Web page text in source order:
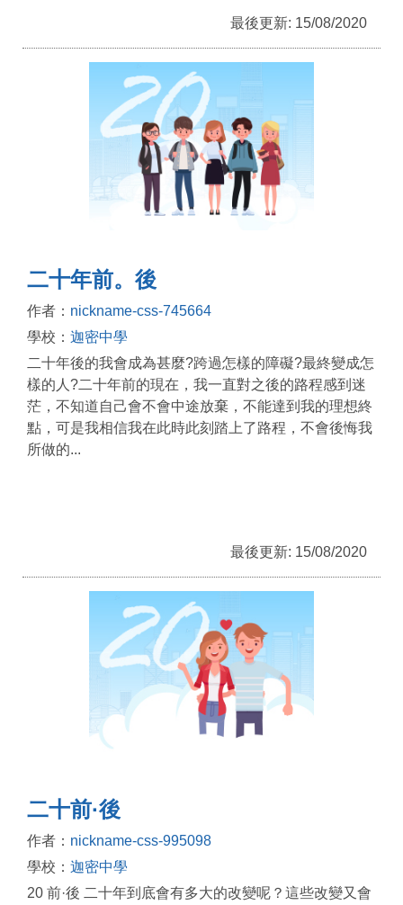
最後更新: 15/08/2020
二十年前。後
作者： nickname-css-745664
學校： 迦密中學
二十年後的我會成為甚麼?跨過怎樣的障礙?最終變成怎
樣的人?二十年前的現在，我一直對之後的路程感到迷
茫，不知道自己會不會中途放棄，不能達到我的理想終
點，可是我相信我在此時此刻踏上了路程，不會後悔我
所做的...
最後更新: 15/08/2020
二十前·後
作者： nickname-css-995098
學校： 迦密中學
20 前·後 二十年到底會有多大的改變呢？這些改變又會